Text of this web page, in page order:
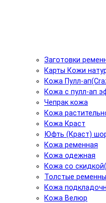
Заготовки
Карты Кожи
Кожа Пулл-
Кожа с пулл-ап
Чепрак кожа
Кожа
Кожа Краст
Юфть (Краст)
Кожа ременная
Кожа одежная
Кожа со
Толстые
Кожа
Кожа Велюр